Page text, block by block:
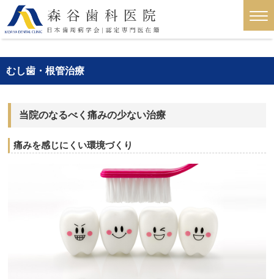
むし歯・根管治療
当院のなるべく痛みの少ない治療
痛みを感じにくい環境づくり